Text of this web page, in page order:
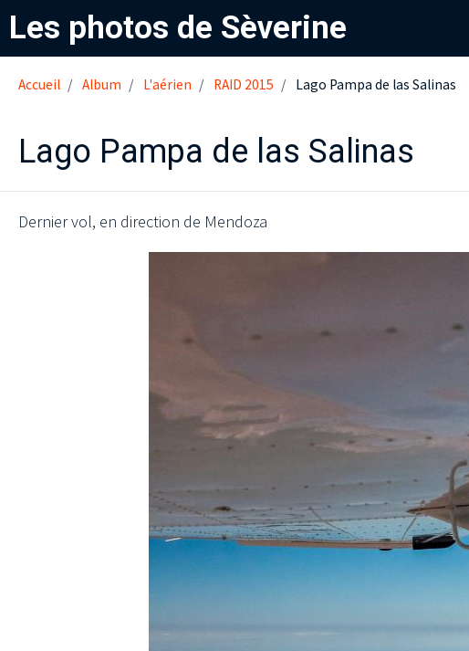
Les photos de Sèverine
Accueil Album L'aérien RAID 2015 Lago Pampa de las Salinas
Lago Pampa de las Salinas
Dernier vol, en direction de Mendoza